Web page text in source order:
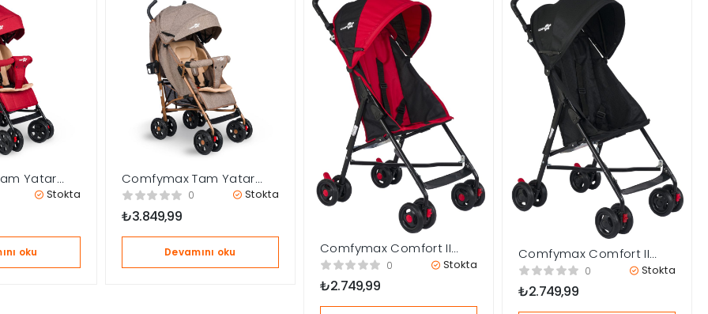
Yatar
Arabası –
Stokta
oku
Comfymax Tam Yatar
Baston Bebek Arabası –
0 Stokta
₺3.849,99
Devamını oku
Comfymax Comfort II
Baston Bebek Arabası –
Kırmızı
0 Stokta
₺2.749,99
Comfymax Comfort II
Baston Bebek Arabası –
Siyah
0 Stokta
₺2.749,99